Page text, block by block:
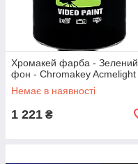
Хромакей фарба - Зелений
фон - Chromakey Acmelight
Немає в наявності
1 221 ₴